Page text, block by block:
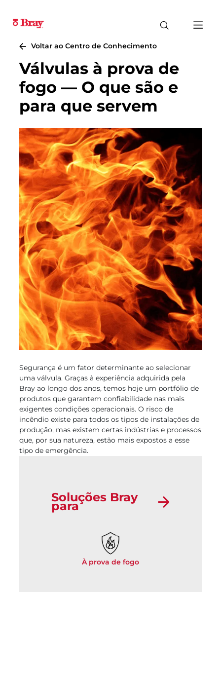
Voltar ao Centro de Conhecimento
Válvulas à prova de
fogo — O que são e
para que servem
Segurança é um fator determinante ao selecionar
uma válvula. Graças à experiência adquirida pela
Bray ao longo dos anos, temos hoje um portfólio de
produtos que garantem confiabilidade nas mais
exigentes condições operacionais. O risco de
incêndio existe para todos os tipos de instalações de
produção, mas existem certas indústrias e processos
que, por sua natureza, estão mais expostos a esse
tipo de emergência.
Soluções Bray
para
À prova de fogo